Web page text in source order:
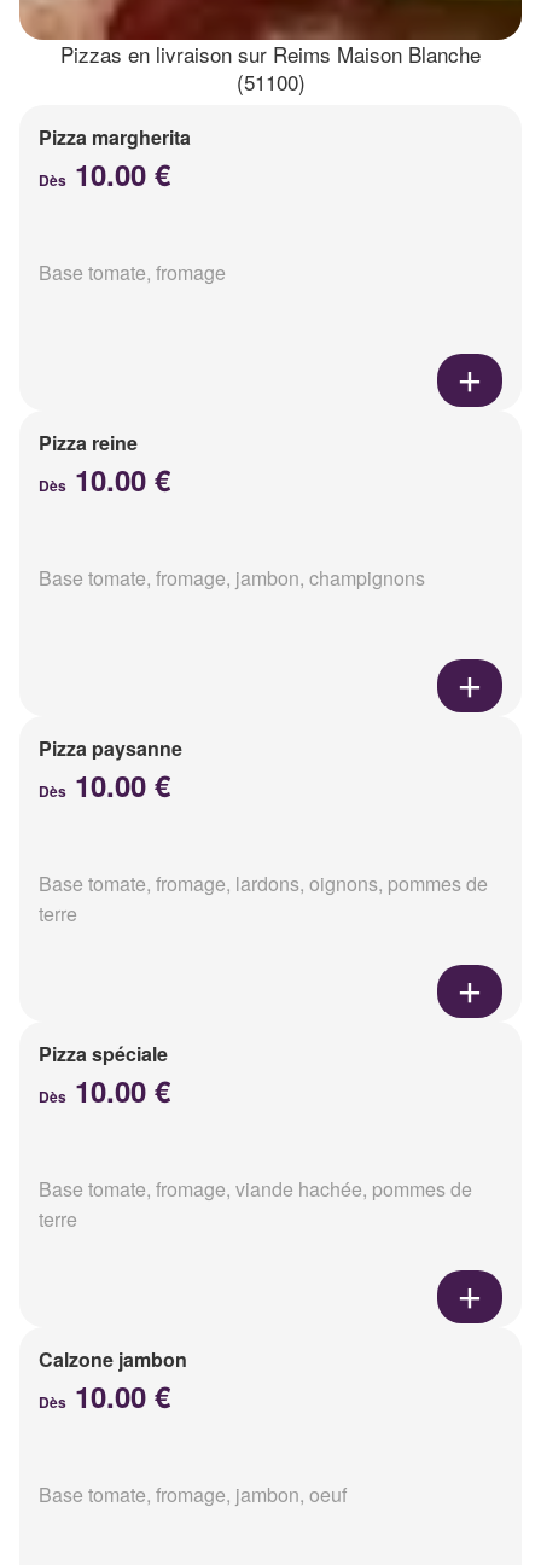
Pizzas en livraison sur Reims Maison Blanche
(51100)
Pizza margherita
Dès 10.00 €
Base tomate, fromage
Pizza reine
Dès 10.00 €
Base tomate, fromage, jambon, champignons
Pizza paysanne
Dès 10.00 €
Base tomate, fromage, lardons, oignons, pommes de
terre
Pizza spéciale
Dès 10.00 €
Base tomate, fromage, viande hachée, pommes de
terre
Calzone jambon
Dès 10.00 €
Base tomate, fromage, jambon, oeuf